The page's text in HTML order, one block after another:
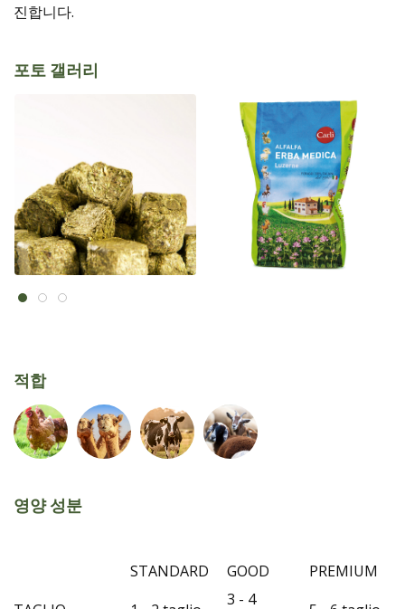
진합니다.
포토 갤러리
적합
영양 성분
STANDARD GOOD
PREMIUM
3 - 4